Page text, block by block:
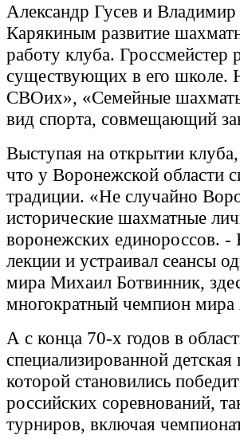
Александр Гусев и
Карякиным развитие
работу клуба. Гроссмейстер
существующих в его
СВОих», «Семейные
вид спорта, совмещающий
Выступая на открытии
что у Воронежской области
традиции. «Не случайно
исторические шахматные
воронежских единороссов.
лекции и устраивал сеансы
мира Михаил Ботвинник,
многократный чемпион
А с конца 70-х годов в
специализированной
которой становились
российских соревнований,
турниров, включая